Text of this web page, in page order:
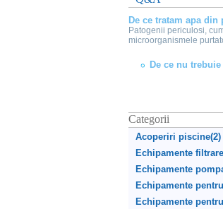
De ce tratam apa din
Patogenii periculosi,
microorganismele
De ce nu
Categorii
Acoperiri piscine(2)
Echipamente
Echipamente
Echipamente
Echipamente